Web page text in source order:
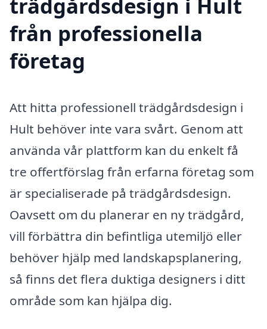
från professionella
företag
Att hitta professionell trädgårdsdesign i
Hult behöver inte vara svårt. Genom att
använda vår plattform kan du enkelt få
tre offertförslag från erfarna företag som
är specialiserade på trädgårdsdesign.
Oavsett om du planerar en ny trädgård,
vill förbättra din befintliga utemiljö eller
behöver hjälp med landskapsplanering,
så finns det flera duktiga designers i ditt
område som kan hjälpa dig.